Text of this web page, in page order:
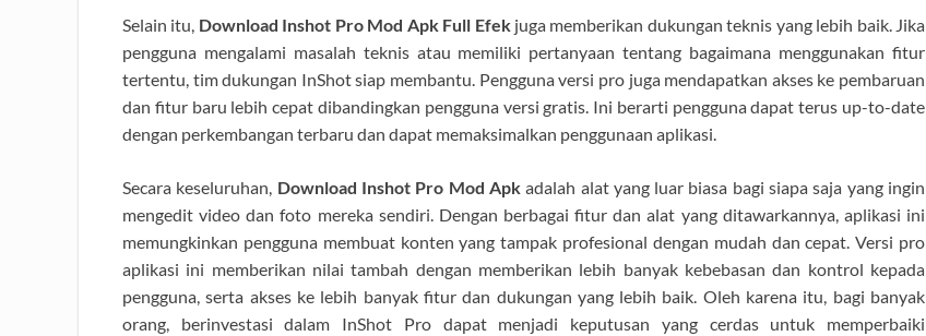
Selain itu, Download Inshot Pro Mod Apk Full Efekjuga memberikan dukungan teknis yang lebih baik. Jika
pengguna mengalami masalah teknis atau memiliki pertanyaan tentang bagaimana menggunakan fitur
tertentu, tim dukungan InShot siap membantu. Pengguna versi pro juga mendapatkan akses ke pembaruan
dan fitur baru lebih cepat dibandingkan pengguna versi gratis. Ini berarti pengguna dapat terus up-to-date
dengan perkembangan terbaru dan dapat memaksimalkan penggunaan aplikasi.
Secara keseluruhan, Download Inshot Pro Mod Apkadalah alat yang luar biasa bagi siapa saja yang ingin
mengedit video dan foto mereka sendiri. Dengan berbagai fitur dan alat yang ditawarkannya, aplikasi ini
memungkinkan pengguna membuat konten yang tampak profesional dengan mudah dan cepat. Versi pro
aplikasi ini memberikan nilai tambah dengan memberikan lebih banyak kebebasan dan kontrol kepada
pengguna, serta akses ke lebih banyak fitur dan dukungan yang lebih baik. Oleh karena itu, bagi banyak
orang, berinvestasi dalam InShot Pro dapat menjadi keputusan yang cerdas untuk memperbaiki